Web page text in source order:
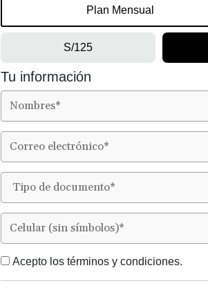
Plan Mensual
S/125
Tu información
Acepto los términos y condiciones.